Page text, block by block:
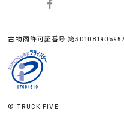
古物商許可証番号 第
© TRUCK FIVE